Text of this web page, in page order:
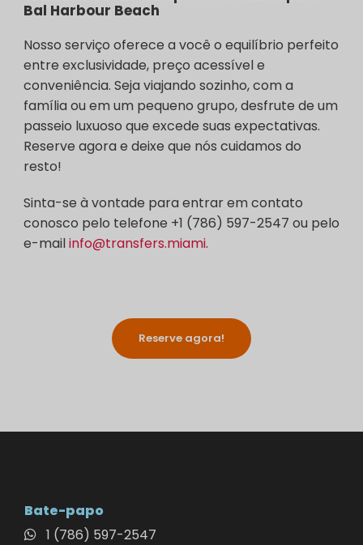
Bal Harbour Beach
Nosso serviço oferece a você o equilíbrio perfeito
entre exclusividade, preço acessível e
conveniência. Seja viajando sozinho, com a
família ou em um pequeno grupo, desfrute de um
passeio luxuoso que excede suas expectativas.
Reserve agora e deixe que nós cuidamos do
resto!
Sinta-se à vontade para entrar em contato
conosco pelo telefone +1 (786) 597-2547 ou pelo
e-mailinfo@transfers.miami.
Reserve agora!
Bate-papo
1 (786) 597-2547